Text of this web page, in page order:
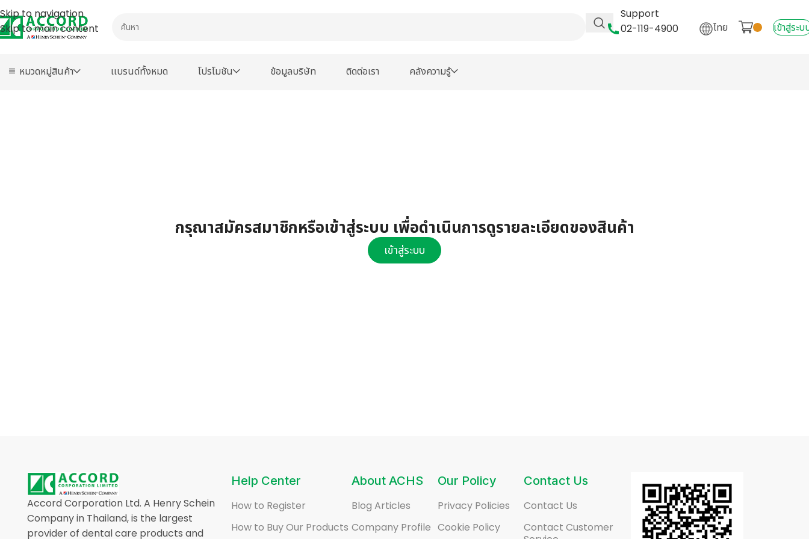
Skip to navigation
Skip to main content
Support
02-119-4900
ไทย เข้าสู่ระบ
หมวดหมู่สินค้า เเบรนด์ทั้งหมด โปรโมชัน ข้อมูลบริษัท ติดต่อเรา คลังความรู้
กรุณาสมัครสมาชิกหรือเข้าสู่ระบบ เพื่อดำเนินการดูรายละเอียดของสินค้า
เข้าสู่ระบบ
Accord Corporation Ltd. A Henry Schein
Company in Thailand, is the largest
provider of dental care products and
Help Center
How to Register
How to Buy Our Products
About ACHS
Blog Articles
Company Profile
Our Policy
Privacy Policies
Cookie Policy
Contact Us
Contact Us
Contact Customer